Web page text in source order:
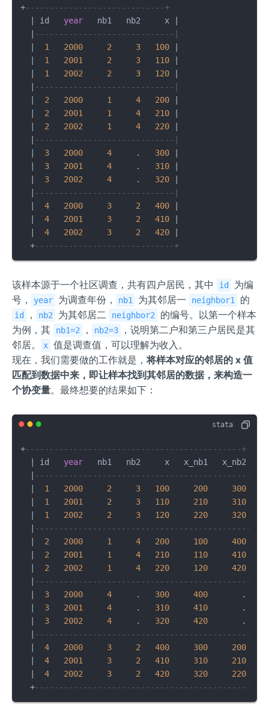
+-----------------------------+
id year
   nb1   nb2     x
-----------------------------|
1 2000 2 3 100
1 2001 2 3 110
1 2002 2 3 120
-----------------------------|
2 2000 1 4 200
2 2001 1 4 210
2 2002 1 4 220
-----------------------------|
3 2000 4
     .
300
3 2001 4
     .
310
3 2002 4
     .
320
-----------------------------|
4 2000 3 2 400
4 2001 3 2 410
4 2002 3 2 420
+-----------------------------+
该样本源于一个社区调查，共有四户居民，其中 id
为编
号，
year 为调查年份， nb1 为其邻居一 neighbor1 的
id ， nb2 为其邻居二 neighbor2
的编号。以第一个样本
为例，其
nb1=2 ， nb2=3
，说明第二户和第三户居民是其
邻居。
x 值是调查值，可以理解为收入。
现在，我们需要做的工作就是，将样本对应的邻居的 x 值
匹配到数据中来，即让样本找到其邻居的数据，来构造一
个协变量。最终想要的结果如下：
+---------------------------------------------+
id year
   nb1   nb2     x   x_nb1   x_nb2
---------------------------------------------|
1 2000 2 3 100 200 300
1 2001 2 3 110 210 310
1 2002 2 3 120 220 320
---------------------------------------------|
2 2000 1 4 200 100 400
2 2001 1 4 210 110 410
2 2002 1 4 220 120 420
---------------------------------------------|
3 2000 4
     .
300 400
       .
3 2001 4
     .
310 410
       .
3 2002 4
     .
320 420
       .
---------------------------------------------|
4 2000 3 2 400 300 200
4 2001 3 2 410 310 210
4 2002 3 2 420 320 220
+---------------------------------------------+